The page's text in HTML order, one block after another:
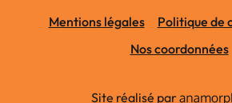
Mentions légales
Politique de
Nos coordonnées
Site réalisé par